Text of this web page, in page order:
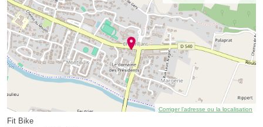
Corriger l’adresse ou la localisation
Fit Bike